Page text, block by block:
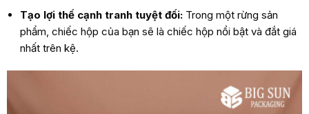
Tạo lợi thế cạnh tranh tuyệt đối: Trong một rừng sản
phẩm, chiếc hộp của bạn sẽ là chiếc hộp nổi bật và đắt giá
nhất trên kệ.